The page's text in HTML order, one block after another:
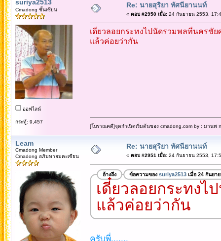
suriya2513
Cmadong ชั้นเซียน
ออฟไลน์
กระทู้: 9,457
Re: นายสุริยา ทัศนียานนท์
« ตอบ #2950 เมื่อ:24 กันยายน 2553,
เดี๋ยวลอยกระทงไปนัดรวมพลที่นครชั
แล้วค่อยว่ากัน
[โบราณคดี]จุดกำเนิดเริ่มต้นของ cmadong.com by : มานพ
Leam
Cmadong Member
Cmadong อภิมหาอมตะเซียน
Re: นายสุริยา ทัศนียานนท์
« ตอบ #2951 เมื่อ:24 กันยายน 2553,
อ้างถึง ข้อความของ suriya2513เมื่อ 24 กันยา
เดี๋ยวลอยกระทง
แล้วค่อยว่ากัน
ครับพี่.......